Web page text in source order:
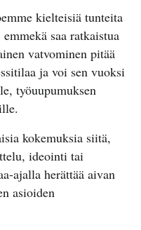
kielteisiä tunteita
saa ratkaistua
vatvominen pitää
ja voi sen vuoksi
työuupumuksen
kokemuksia siitä,
ideointi tai
ajalla herättää aivan
asioiden